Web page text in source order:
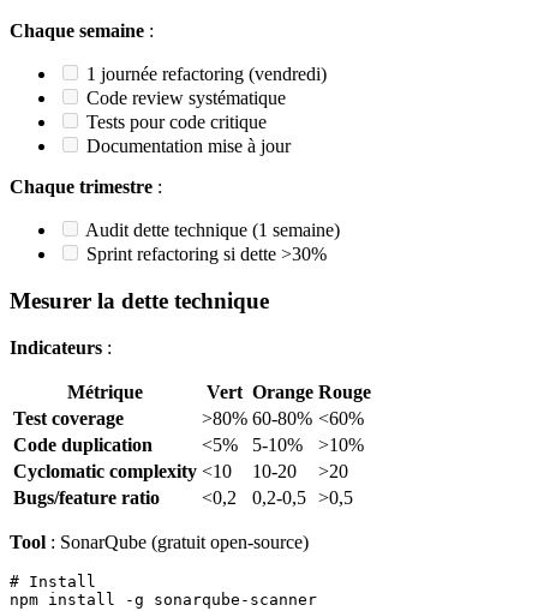
Chaque semaine :
1 journée refactoring (vendredi)
Code review systématique
Tests pour code critique
Documentation mise à jour
Chaque trimestre :
Audit dette technique (1 semaine)
Sprint refactoring si dette >30%
Mesurer la dette technique
Indicateurs :
Métrique Vert Orange Rouge
Test coverage
>80% 60-80% <60%
Code duplication
<5% 5-10%
>10%
Cyclomatic complexity <10 10-20
>20
Bugs/feature ratio
<0,2 0,2-0,5 >0,5
Tool : SonarQube (gratuit open-source)
# Install
npm install -g sonarqube-scanner